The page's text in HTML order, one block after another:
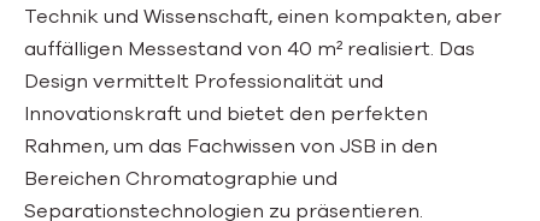
Technik und Wissenschaft, einen kompakten, aber
auffälligen Messestand von 40 m² realisiert. Das
Design vermittelt Professionalität und
Innovationskraft und bietet den perfekten
Rahmen, um das Fachwissen von JSB in den
Bereichen Chromatographie und
Separationstechnologien zu präsentieren.